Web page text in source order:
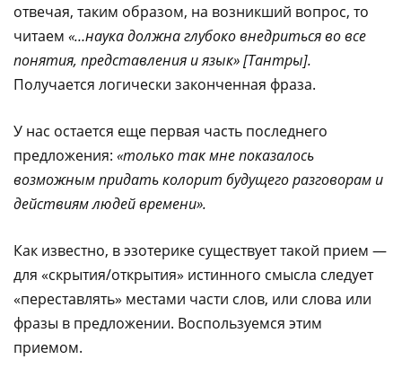
отвечая, таким образом, на возникший вопрос, то
читаем «…наука должна глубоко внедриться во все
понятия, представления и язык» [Тантры].
Получается логически законченная фраза.
У нас остается еще первая часть последнего
предложения: «только так мне показалось
возможным придать колорит будущего разговорам и
действиям людей времени».
Как известно, в эзотерике существует такой прием —
для «скрытия/открытия» истинного смысла следует
«переставлять» местами части слов, или слова или
фразы в предложении. Воспользуемся этим
приемом.